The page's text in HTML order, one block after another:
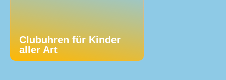
Clubuhren für Kinder
aller Art